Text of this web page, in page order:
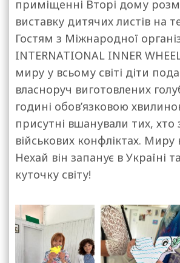
приміщенні Вторі дому
виставку дитячих листів на
Гостям з Міжнародної
INTERNATIONAL INNER
миру у всьому світі діти
власноруч виготовлених
годині обов’язковою
присутні вшанували тих, хто
військових конфліктах. Миру
Нехай він запанує в Україні
куточку світу!